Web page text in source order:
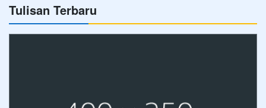
Tulisan Terbaru